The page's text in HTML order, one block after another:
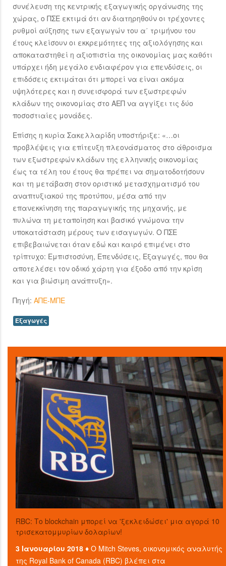
συνέλευση της κεντρικής εξαγωγικής οργάνωσης της
χώρας, ο ΠΣΕ εκτιμά ότι αν διατηρηθούν οι τρέχοντες
ρυθμοί αύξησης των εξαγωγών του α΄ τριμήνου του
έτους κλείσουν οι εκκρεμότητες της αξιολόγησης και
αποκαταστηθεί η αξιοπιστία της οικονομίας μας καθότι
υπάρχει ήδη μεγάλο ενδιαφέρον για επενδύσεις, οι
επιδόσεις εκτιμάται ότι μπορεί να είναι ακόμα
υψηλότερες και η συνεισφορά των εξωστρεφών
κλάδων της οικονομίας στο ΑΕΠ να αγγίξει τις δύο
ποσοστιαίες μονάδες.
Επίσης η κυρία Σακελλαρίδη υποστήριξε: «…οι
προβλέψεις για επίτευξη πλεονάσματος στο άθροισμα
των εξωστρεφών κλάδων της ελληνικής οικονομίας
έως τα τέλη του έτους θα πρέπει να σηματοδοτήσουν
και τη μετάβαση στον οριστικό μετασχηματισμό του
αναπτυξιακού της προτύπου, μέσα από την
επανεκκίνηση της παραγωγικής της μηχανής, με
πυλώνα τη μεταποίηση και βασικό γνώμονα την
υποκατάσταση μέρους των εισαγωγών. Ο ΠΣΕ
επιβεβαιώνεται όταν εδώ και καιρό επιμένει στο
τρίπτυχο: Εμπιστοσύνη, Επενδύσεις, Εξαγωγές, που θα
αποτελέσει τον οδικό χάρτη για έξοδο από την κρίση
και για βιώσιμη ανάπτυξη».
Πηγή: ΑΠΕ-ΜΠΕ
Εξαγωγές
RBC: Το blockchain μπορεί να 'ξεκλειδώσει' μια αγορά 10
τρισεκατομμυρίων δολαρίων!
3 Ιανουαρίου 2018 ♦Ο Mitch Steves, οικονομικός αναλυτής
της Royal Bank of Canada (RBC) βλέπει στα